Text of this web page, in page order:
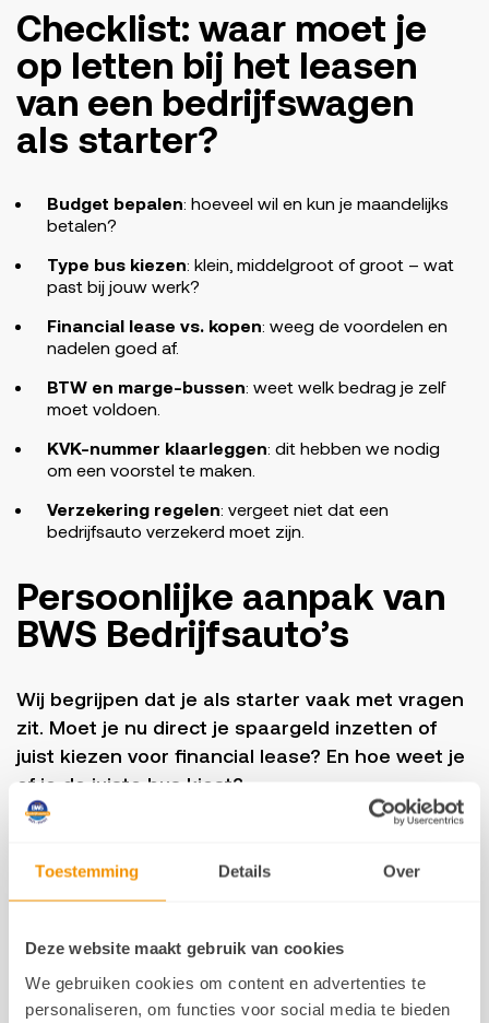
Toestemming Details Over
Deze website maakt gebruik van cookies
We gebruiken cookies om content en advertenties te
personaliseren, om functies voor social media te bieden
Checklist: waar moet je
op letten bij het leasen
van een bedrijfswagen
als starter?
Budget bepalen: hoeveel wil en kun je maandelijks
betalen?
Type bus kiezen: klein, middelgroot of groot – wat
past bij jouw werk?
Financial lease vs. kopen: weeg de voordelen en
nadelen goed af.
BTW en marge-bussen: weet welk bedrag je zelf
moet voldoen.
KVK-nummer klaarleggen: dit hebben we nodig
om een voorstel te maken.
Verzekering regelen: vergeet niet dat een
bedrijfsauto verzekerd moet zijn.
Persoonlijke aanpak van
BWS Bedrijfsauto’s
Wij begrijpen dat je als starter vaak met vragen
zit. Moet je nu direct je spaargeld inzetten of
juist kiezen voor financial lease? En hoe weet je
of je de juiste bus kiest?
stuurt ons simpelweg jouw KVK-nummer, en wij
maken vrijblijvend een voorstel. Daarna nemen
welke optie écht het beste bij jou past.